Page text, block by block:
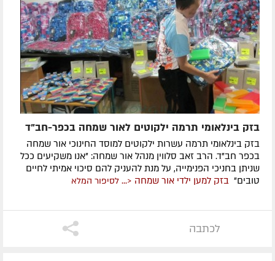
בזק בינלאומי תרמה ילקוטים לאור שמחה בכפר-חב"ד
בזק בינלאומי תרמה עשרות ילקוטים למוסד החינוכי אור שמחה
בכפר חב"ד. הרב זאב סלווין מנהל אור שמחה: "אנו משקיעים ככל
שניתן בחניכי הפנימייה, על מנת להעניק להם סיכוי אמיתי לחיים
טובים" בזק למען ילדי אור שמחה <... לסיפור המלא
לכתבה